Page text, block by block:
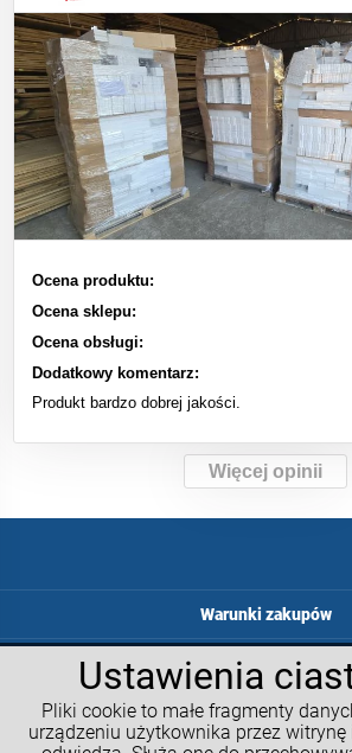
Ustawienia
Pliki cookie to małe fragmenty
urządzeniu użytkownika przez witrynę
Ocena produktu:
Ocena sklepu:
Ocena obsługi:
Dodatkowy komentarz:
Produkt bardzo dobrej jakości.
Więcej opinii
Warunki zakupów
Programy lojalnościowe
Kalkulatory GM